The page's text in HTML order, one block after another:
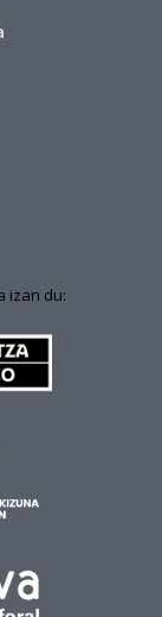
izan du: